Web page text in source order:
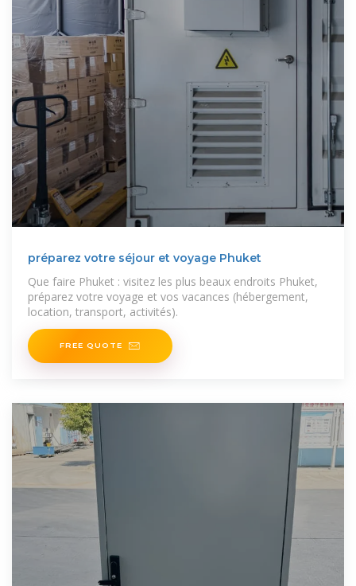
préparez votre séjour et voyage Phuket
Que faire Phuket : visitez les plus beaux endroits Phuket,
préparez votre voyage et vos vacances (hébergement,
location, transport, activités).
FREE QUOTE